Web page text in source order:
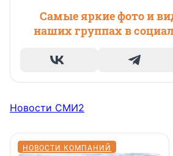
Самые яркие фото и
наших группах в
Новости СМИ2
НОВОСТИ КОМПАНИЙ